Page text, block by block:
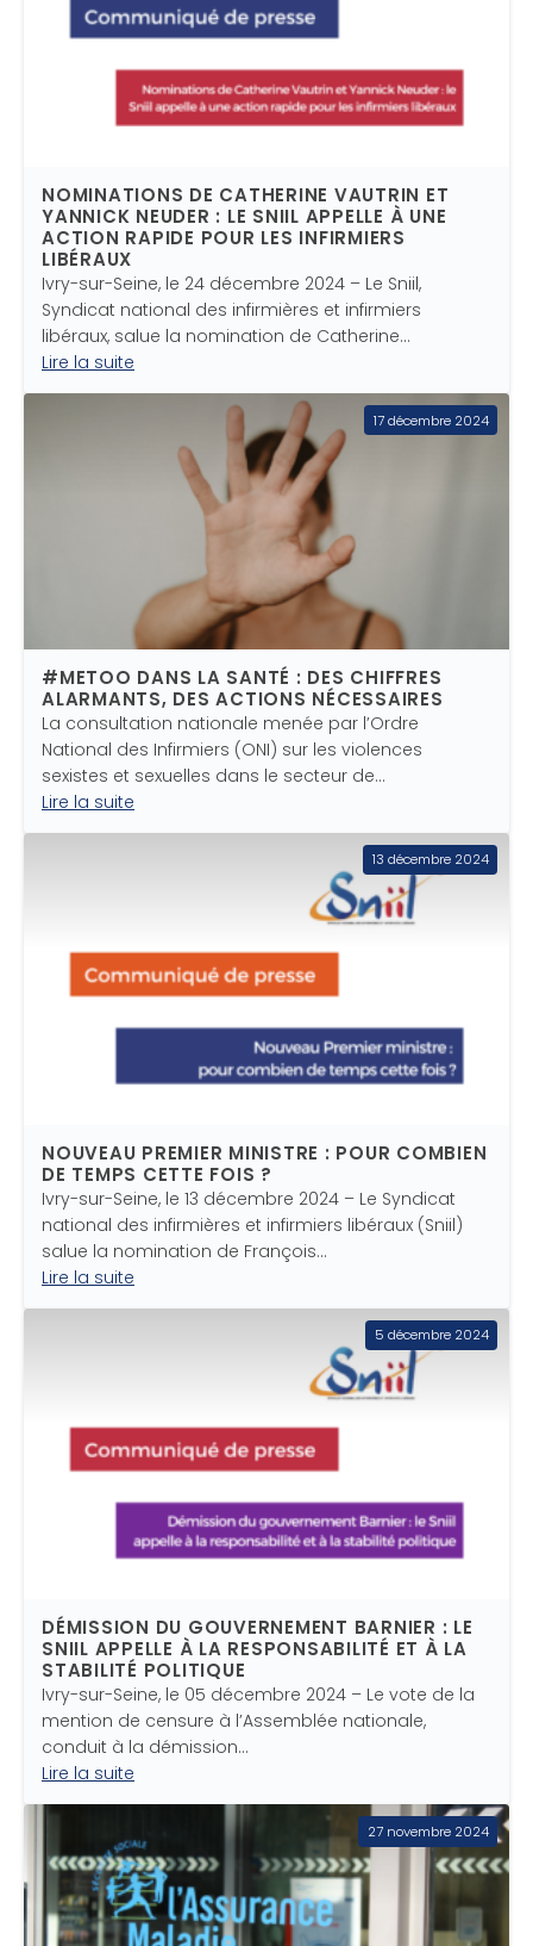
NOMINATIONS DE CATHERINE VAUTRIN ET
YANNICK NEUDER : LE SNIIL APPELLE À UNE
ACTION RAPIDE POUR LES INFIRMIERS
LIBÉRAUX
Ivry-sur-Seine, le 24 décembre 2024 – Le Sniil,
Syndicat national des infirmières et infirmiers
libéraux, salue la nomination de Catherine…
Lire la suite
17 décembre 2024
#METOO DANS LA SANTÉ : DES CHIFFRES
ALARMANTS, DES ACTIONS NÉCESSAIRES
La consultation nationale menée par l’Ordre
National des Infirmiers (ONI) sur les violences
sexistes et sexuelles dans le secteur de…
Lire la suite
13 décembre 2024
NOUVEAU PREMIER MINISTRE : POUR COMBIEN
DE TEMPS CETTE FOIS ?
Ivry-sur-Seine, le 13 décembre 2024 – Le Syndicat
national des infirmières et infirmiers libéraux (Sniil)
salue la nomination de François…
Lire la suite
5 décembre 2024
DÉMISSION DU GOUVERNEMENT BARNIER : LE
SNIIL APPELLE À LA RESPONSABILITÉ ET À LA
STABILITÉ POLITIQUE
Ivry-sur-Seine, le 05 décembre 2024 – Le vote de la
mention de censure à l’Assemblée nationale,
conduit à la démission…
Lire la suite
27 novembre 2024